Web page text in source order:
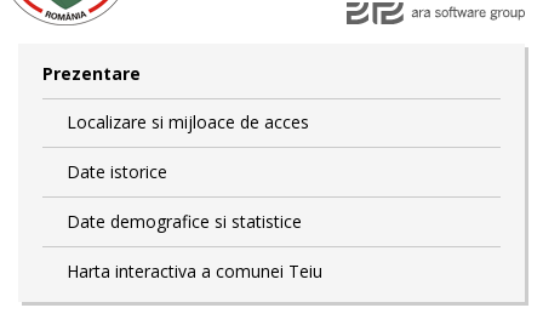
Prezentare
Localizare si mijloace de acces
Date istorice
Date demografice si statistice
Harta interactiva a comunei Teiu